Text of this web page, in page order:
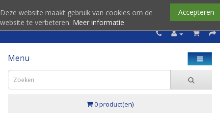
Accepteren
Deze website maakt gebruik van cookies om de
website te verbeteren. Meer informatie
Menu
0 product(en)